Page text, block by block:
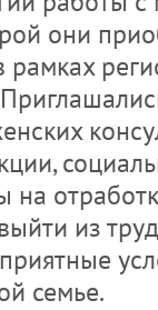
они
на
из
семье.